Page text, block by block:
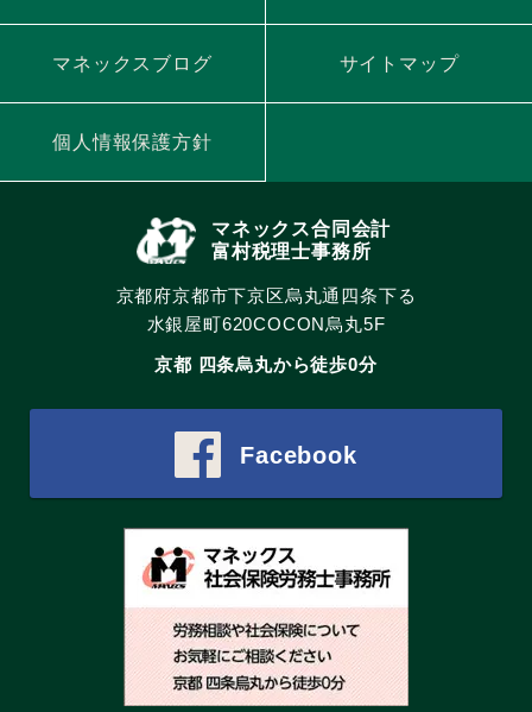
マネックスブログ サイトマップ
個人情報保護方針
マネックス合同会計
富村税理士事務所
京都府京都市下京区烏丸通四条下る
水銀屋町620COCON烏丸5F
京都 四条烏丸から徒歩0分
Facebook